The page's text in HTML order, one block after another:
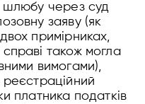
шлюбу через суд
заяву (як
примірниках,
також могла
вимогами),
платника податків